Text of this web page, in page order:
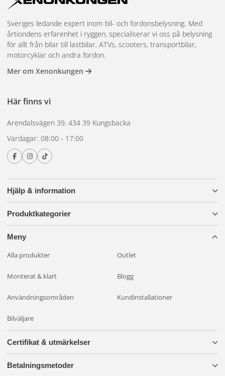
Hjälp & information
Produktkategorier
Meny
Alla produkter Outlet
Monterat & klart Blogg
Användningsområden Kundinstallationer
Bilväljare
Sveriges ledande expert inom bil- och fordonsbelysning. Med
årtiondens erfarenhet i ryggen, specialiserar vi oss på belysning
för allt från bilar till lastbilar, ATVs, scooters, transportbilar,
motorcyklar och andra fordon.
Mer om Xenonkungen
Här finns vi
Arendalsvägen 39, 434 39 Kungsbacka
Vardagar: 08:00 - 17:00
Certifikat & utmärkelser
Betalningsmetoder